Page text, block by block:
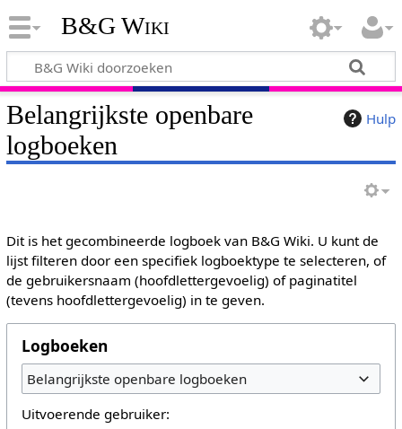
B&G Wiki
Hulp
Belangrijkste openbare
logboeken
Dit is het gecombineerde logboek van B&G Wiki. U kunt de
lijst filteren door een specifiek logboektype te selecteren, of
de gebruikersnaam (hoofdlettergevoelig) of paginatitel
(tevens hoofdlettergevoelig) in te geven.
Logboeken
Belangrijkste openbare logboeken
Uitvoerende gebruiker: